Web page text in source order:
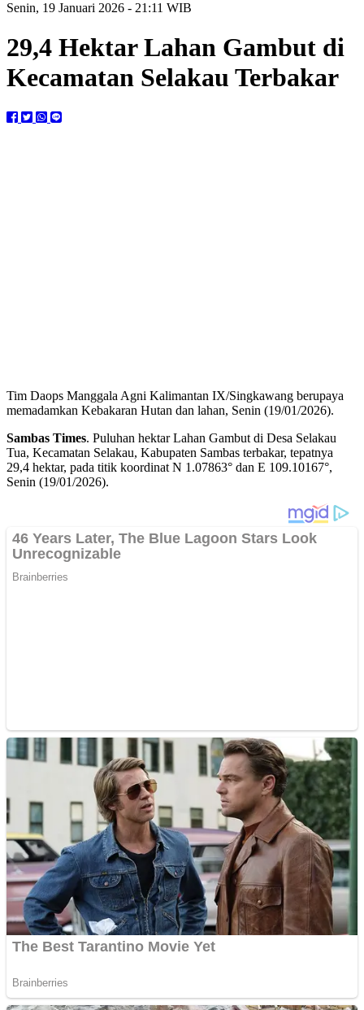
Senin, 19 Januari 2026 - 21:11 WIB
29,4 Hektar Lahan Gambut di
Kecamatan Selakau Terbakar
Tim Daops Manggala Agni Kalimantan IX/Singkawang berupaya
memadamkan Kebakaran Hutan dan lahan, Senin (19/01/2026).
Sambas Times. Puluhan hektar Lahan Gambut di Desa Selakau
Tua, Kecamatan Selakau, Kabupaten Sambas terbakar, tepatnya
29,4 hektar, pada titik koordinat N 1.07863° dan E 109.10167°,
Senin (19/01/2026).